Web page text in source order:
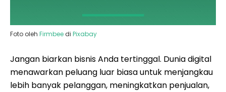
Foto oleh Firmbee di Pixabay
Jangan biarkan bisnis Anda tertinggal. Dunia digital
menawarkan peluang luar biasa untuk menjangkau
lebih banyak pelanggan, meningkatkan penjualan,